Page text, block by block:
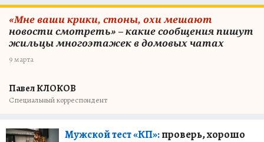
«Мне ваши крики, стоны, охи мешают
новости смотреть» – какие сообщения пишут
жильцы многоэтажек в домовых чатах
9 марта
Павел КЛОКОВ
Специальный корреспондент
Мужской тест «КП»:проверь, хорошо